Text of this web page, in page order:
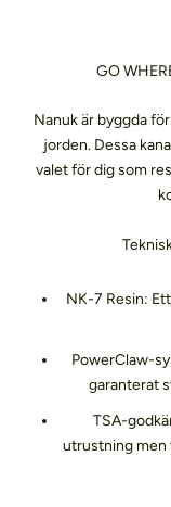
GO
Nanuk är byggda
jorden. Dessa
valet för dig som
NK-7 Resin:
PowerClaw-
garanterat
TSA-
utrustning men